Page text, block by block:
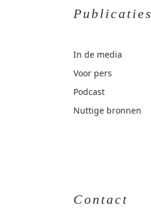
Publicaties
In de media
Voor pers
Podcast
Nuttige bronnen
Contact